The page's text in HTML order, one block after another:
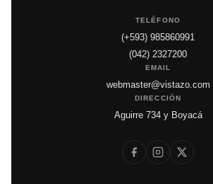
TELÉFONO
(+593) 985860991
(042) 2327200
EMAIL
webmaster@vistazo.com
DIRECCIÓN
Aguirre 734 y Boyacá